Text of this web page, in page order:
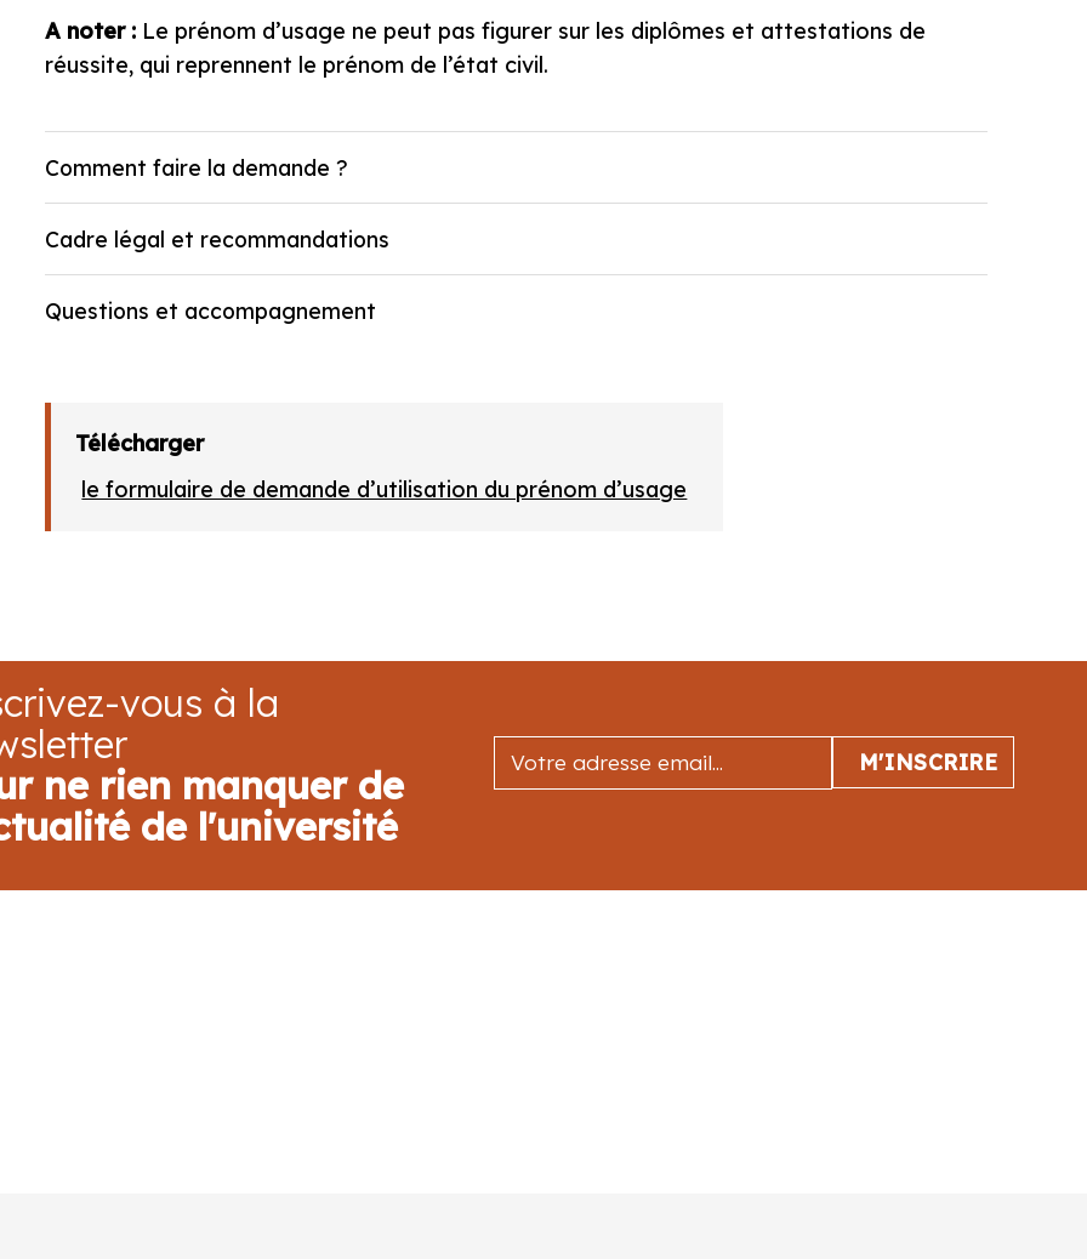
A noter : Le prénom d’usage ne peut pas figurer sur les diplômes et attestations de
réussite, qui reprennent le prénom de l’état civil.
Comment faire la demande ?
Cadre légal et recommandations
Questions et accompagnement
Télécharger
le formulaire de demande d’utilisation du prénom d’usage
vous à la
ne rien manquer de
de l'université